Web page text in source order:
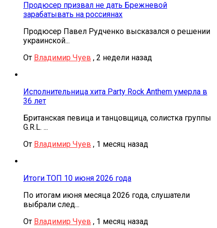
Продюсер призвал не дать Брежневой
зарабатывать на россиянах
Продюсер Павел Рудченко высказался о решении
украинской...
От Владимир Чуев , 2 недели назад
Исполнительница хита Party Rock Anthem умерла в
36 лет
Британская певица и танцовщица, солистка группы
G.R.L. ...
От Владимир Чуев , 1 месяц назад
Итоги ТОП 10 июня 2026 года
По итогам июня месяца 2026 года, слушатели
выбрали след...
От Владимир Чуев , 1 месяц назад